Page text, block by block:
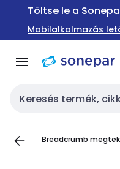
Ugrás a
Ugrás a
tartalomra
Töltse le a
Mobilalkalmazás
Keresési bemenet
Breadcrumb